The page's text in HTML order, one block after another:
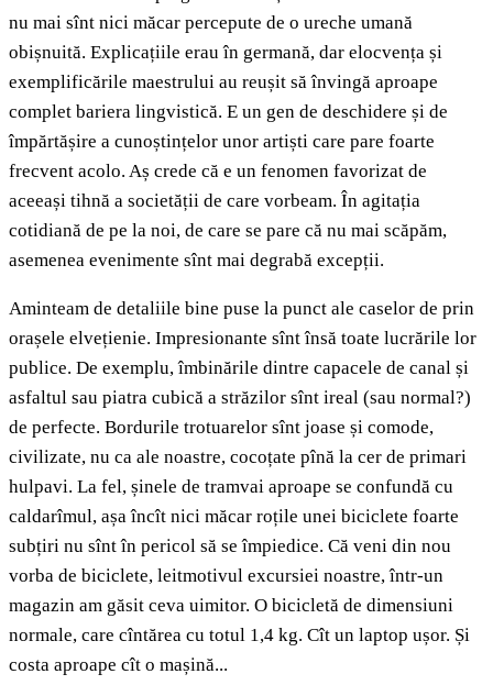
nu mai sînt nici măcar percepute de o ureche umană
obișnuită. Explicațiile erau în germană, dar elocvența și
exemplificările maestrului au reușit să învingă aproape
complet bariera lingvistică. E un gen de deschidere și de
împărtășire a cunoștințelor unor artiști care pare foarte
frecvent acolo. Aș crede că e un fenomen favorizat de
aceeași tihnă a societății de care vorbeam. În agitația
cotidiană de pe la noi, de care se pare că nu mai scăpăm,
asemenea evenimente sînt mai degrabă excepții.
Aminteam de detaliile bine puse la punct ale caselor de prin
orașele elvețienie. Impresionante sînt însă toate lucrările lor
publice. De exemplu, îmbinările dintre capacele de canal și
asfaltul sau piatra cubică a străzilor sînt ireal (sau normal?)
de perfecte. Bordurile trotuarelor sînt joase și comode,
civilizate, nu ca ale noastre, cocoțate pînă la cer de primari
hulpavi. La fel, șinele de tramvai aproape se confundă cu
caldarîmul, așa încît nici măcar roțile unei biciclete foarte
subțiri nu sînt în pericol să se împiedice. Că veni din nou
vorba de biciclete, leitmotivul excursiei noastre, într-un
magazin am găsit ceva uimitor. O bicicletă de dimensiuni
normale, care cîntărea cu totul 1,4 kg. Cît un laptop ușor. Și
costa aproape cît o mașină...